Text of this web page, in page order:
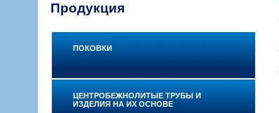
Продукция
ПОКОВКИ
ЦЕНТРОБЕЖНОЛИТЫЕ ТРУБЫ И
ИЗДЕЛИЯ НА ИХ ОСНОВЕ